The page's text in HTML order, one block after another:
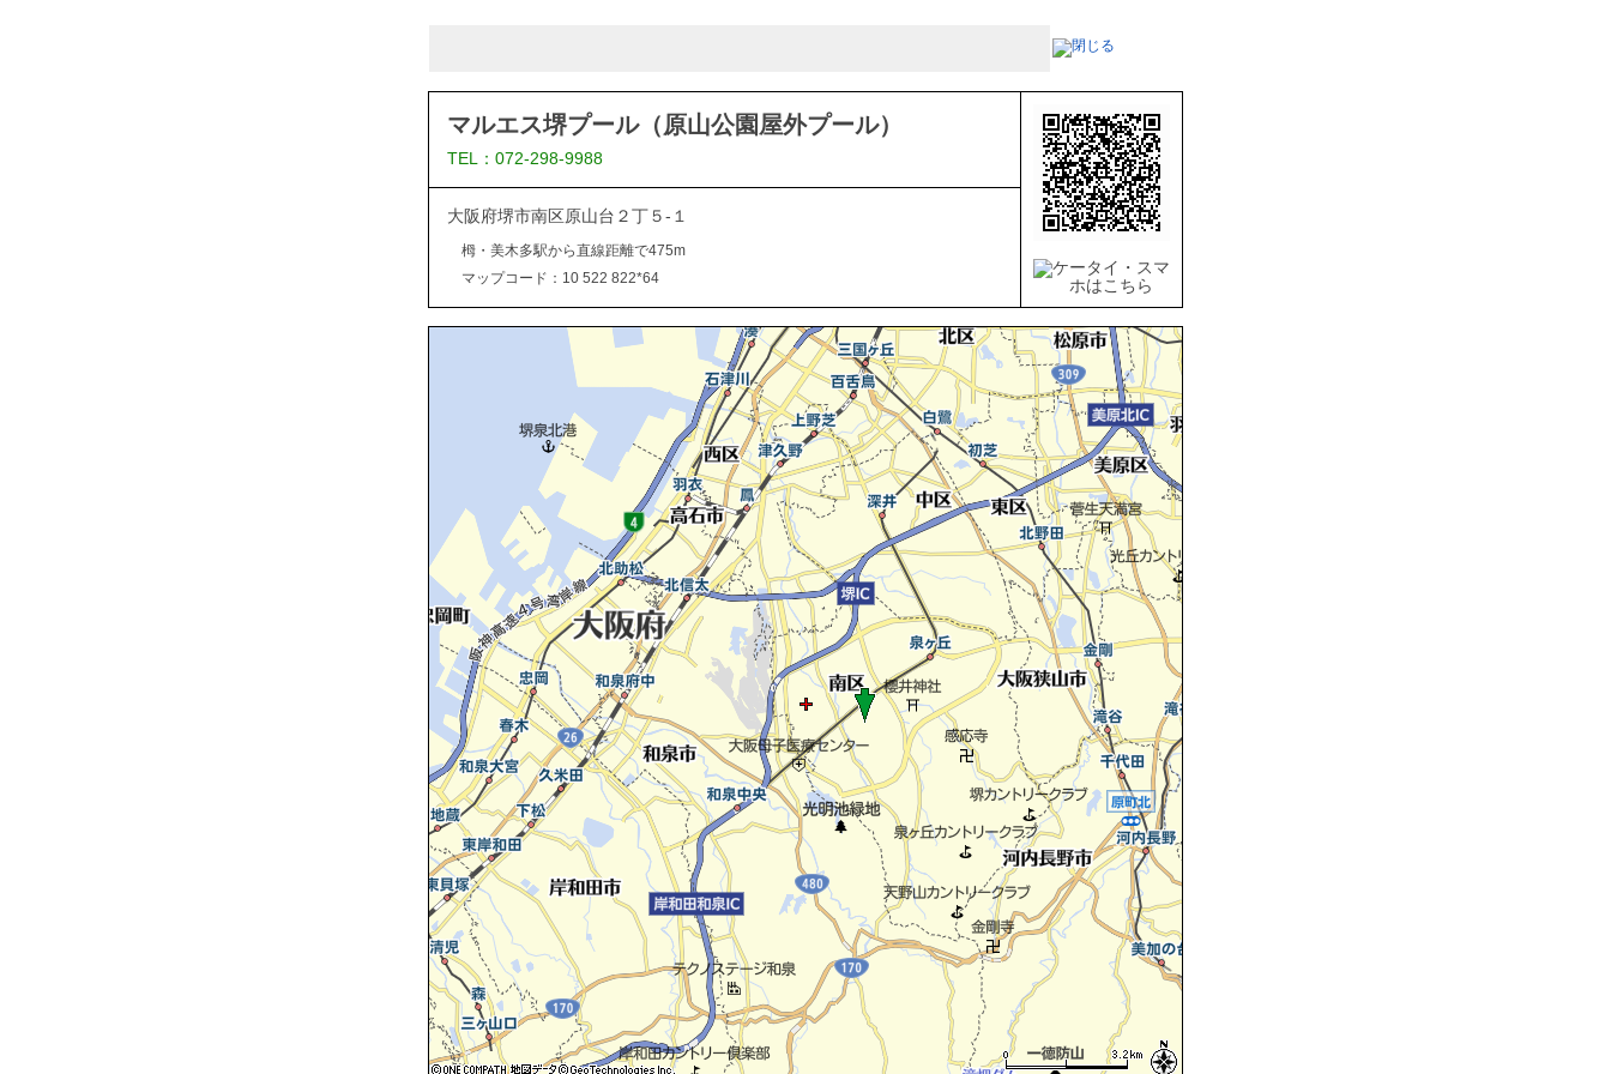
マルエス堺プール（原山公園屋外プール）
TEL：072-298-9988
大阪府堺市南区原山台２丁５-１
栂・美木多駅から直線距離で475m
マップコード：10 522 822*64